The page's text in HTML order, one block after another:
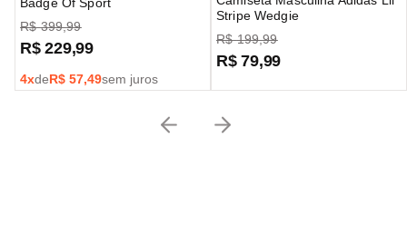
R$ 399,99
R$ 229,99
4xdeR$ 57,49sem juros
Stripe Wedgie
R$ 199,99
R$ 79,99